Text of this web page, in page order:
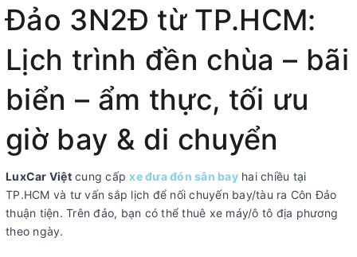
Đảo 3N2Đ từ TP.HCM:
Lịch trình đền chùa – bãi
biển – ẩm thực, tối ưu
giờ bay & di chuyển
LuxCar Việtcung cấpxe đưa đón sân bayhai chiều tại
TP.HCM và tư vấn sắp lịch để nối chuyến bay/tàu ra Côn Đảo
thuận tiện. Trên đảo, bạn có thể thuê xe máy/ô tô địa phương
theo ngày.